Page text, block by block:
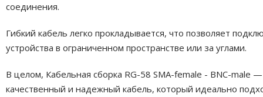
соединения.
Гибкий кабель легко прокладывается, что позволяет
устройства в ограниченном пространстве или за углами.
В целом, Кабельная сборка RG-58 SMA-female - BNC-male
качественный и надежный кабель, который идеально